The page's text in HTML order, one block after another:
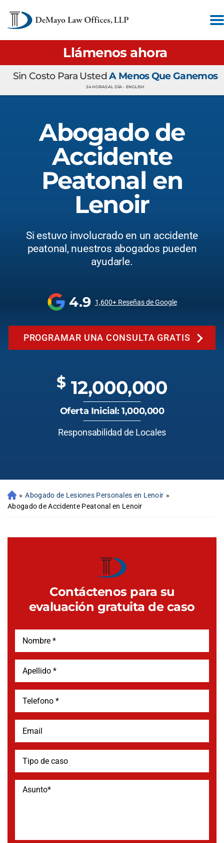
Llámenos ahora
Sin Costo Para UstedA Menos Que Ganemos
24 HORAS AL DÍA • ENGLISH
Abogado de
Accidente
Peatonal en
Lenoir
Si estuvo involucrado en un accidente
peatonal, nuestros abogados pueden
ayudarle.
4.9 1,600+ Reseñas de Google
PROGRAMAR UNA CONSULTA GRATIS
$ 12,000,000
Oferta Inicial: 1,000,000
Responsabilidad de Locales
» Abogado de Lesiones Personales en Lenoir »
Abogado de Accidente Peatonal en Lenoir
Contáctenos para su
evaluación gratuita de caso